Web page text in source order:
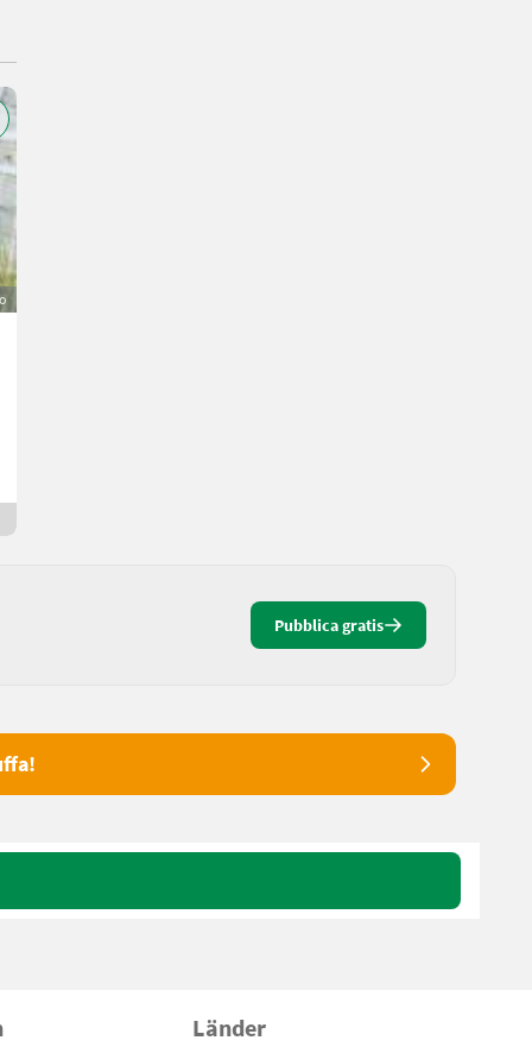
Pubblica gratis
Länder